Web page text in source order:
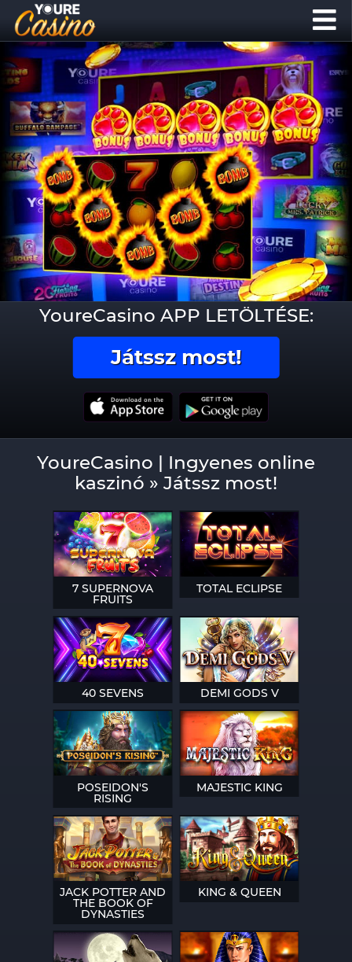
YoureCasino APP LETÖLTÉSE:
Játssz most!
YoureCasino | Ingyenes online
kaszinó » Játssz most!
7 SUPERNOVA
FRUITS
TOTAL ECLIPSE
40 SEVENS DEMI GODS V
POSEIDON'S
RISING
MAJESTIC KING
JACK POTTER AND
THE BOOK OF
DYNASTIES
KING & QUEEN